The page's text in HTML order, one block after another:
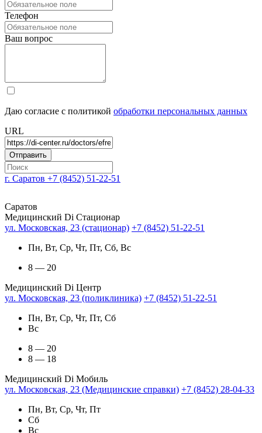
Телефон
Ваш вопрос
Даю согласие с политикой обработки персональных данных
URL
г. Саратов +7 (8452) 51-22-51
Саратов
Медицинский Di Стационар
ул. Московская, 23 (стационар) +7 (8452) 51-22-51
Пн, Вт, Ср, Чт, Пт, Сб, Вс
8 — 20
Медицинский Di Центр
ул. Московская, 23 (поликлиника) +7 (8452) 51-22-51
Пн, Вт, Ср, Чт, Пт, Сб
Вс
8 — 20
8 — 18
Медицинский Di Мобиль
ул. Московская, 23 (Медицинские справки) +7 (8452) 28-04-33
Пн, Вт, Ср, Чт, Пт
Сб
Вс